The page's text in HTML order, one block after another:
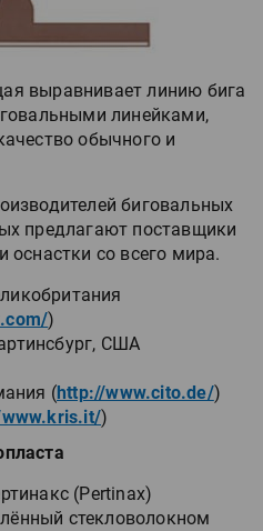
выравнивает линию бига
линейками,
обычного и
биговальных
предлагают поставщики
оснастки со всего мира.
)
США
(http://www.cito.de/)
)
(Pertinax)
стекловолокном